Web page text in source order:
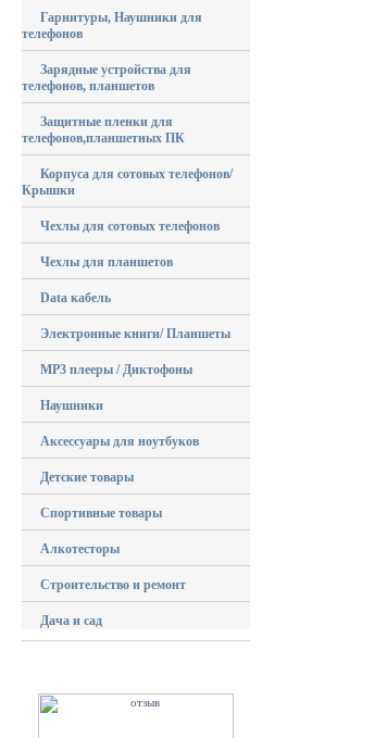
Гарнитуры, Наушники для
телефонов
Зарядные устройства для
телефонов, планшетов
Защитные пленки для
телефонов,планшетных ПК
Корпуса для сотовых телефонов/
Крышки
Чехлы для сотовых телефонов
Чехлы для планшетов
Data кабель
Электронные книги/ Планшеты
MP3 плееры / Диктофоны
Наушники
Аксессуары для ноутбуков
Детские товары
Спортивные товары
Алкотесторы
Строительство и ремонт
Дача и сад